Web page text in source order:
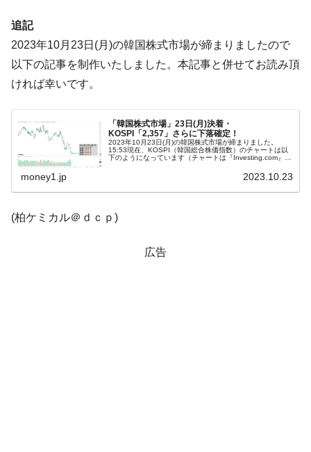
『Money1』
く空港に詰めかけ「出て行け！」「極右勢力」のプラカー
ドを掲げる「在韓反米勢力」
『Money1』
韓国政府「2035年までに18.4GW規模のAIデ
『Money1』
JPモルガン「韓国レバレッジETFの清算は
ほぼ終わった」
『Money1』
韓国『国民年金公団』株価暴落で200兆蒸
発。
ャンペーン」⇒ あの名物教授も登場！
追記
2023年10月23日(月)の韓国株式市場が締まりましたので
以下の記事を制作いたしました。本記事と併せてお読み頂
ければ幸いです。
「韓国株式市場」23日(月)決着・
KOSPI「2,357」さらに下落確定！
2023年10月23日(月)の韓国株式市場が締まりました。
15:53現在、KOSPI（韓国総合株価指数）のチャートは以
下のようになっています（チャートは『Investing.com』よ
money1.jp 2023.10.23
(柏ケミカル＠ｄｃｐ)
広告